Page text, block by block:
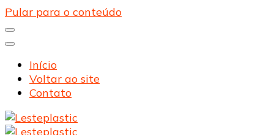
Pular para o conteúdo
Início
Voltar ao site
Contato